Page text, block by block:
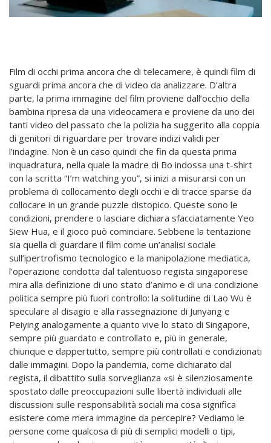
Film di occhi prima ancora che di telecamere, è quindi film di
sguardi prima ancora che di video da analizzare. D’altra
parte, la prima immagine del film proviene dall’occhio della
bambina ripresa da una videocamera e proviene da uno dei
tanti video del passato che la polizia ha suggerito alla coppia
di genitori di riguardare per trovare indizi validi per
l’indagine. Non è un caso quindi che fin da questa prima
inquadratura, nella quale la madre di Bo indossa una t-shirt
con la scritta “I’m watching you”, si inizi a misurarsi con un
problema di collocamento degli occhi e di tracce sparse da
collocare in un grande puzzle distopico. Queste sono le
condizioni, prendere o lasciare dichiara sfacciatamente Yeo
Siew Hua, e il gioco può cominciare. Sebbene la tentazione
sia quella di guardare il film come un’analisi sociale
sull’ipertrofismo tecnologico e la manipolazione mediatica,
l’operazione condotta dal talentuoso regista singaporese
mira alla definizione di uno stato d’animo e di una condizione
politica sempre più fuori controllo: la solitudine di Lao Wu è
speculare al disagio e alla rassegnazione di Junyang e
Peiying analogamente a quanto vive lo stato di Singapore,
sempre più guardato e controllato e, più in generale,
chiunque e dappertutto, sempre più controllati e condizionati
dalle immagini. Dopo la pandemia, come dichiarato dal
regista, il dibattito sulla sorveglianza «si è silenziosamente
spostato dalle preoccupazioni sulle libertà individuali alle
discussioni sulle responsabilità sociali ma cosa significa
esistere come mera immagine da percepire? Vediamo le
persone come qualcosa di più di semplici modelli o tipi,